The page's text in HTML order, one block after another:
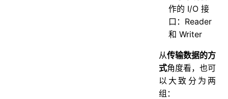
作的 I/O 接
口：Reader
和 Writer
从传输数据的方
式角度看，也可
以大致分为两
组：